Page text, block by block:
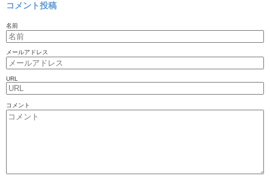
コメント投稿
名前
メールアドレス
URL
コメント